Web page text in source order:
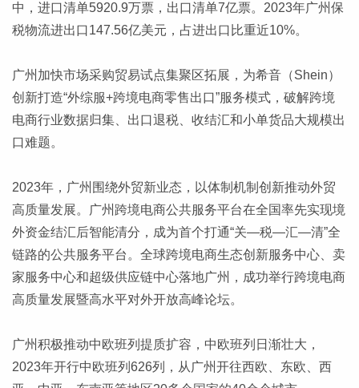
中，进口清单5920.9万票，出口清单7亿票。2023年广州保
税物流进出口147.56亿美元，占进出口比重近10%。
广州加快市场采购贸易试点集聚区拓展，为希音（Shein）
创新打造“外综服+跨境电商零售出口”服务模式，破解跨境
电商行业数据归集、出口退税、收结汇和小单货品大规模出
口难题。
2023年，广州围绕外贸新业态，以体制机制创新推动外贸
高质量发展。广州跨境电商公共服务平台在全国率先实现境
外资金结汇后智能清分，成为首个打通“关—税—汇—清”全
链路的公共服务平台。全球跨境电商生态创新服务中心、卖
家服务中心和超级供应链中心落地广州，成功举行跨境电商
高质量发展暨高水平对外开放高峰论坛。
广州积极推动中欧班列提质扩容，中欧班列日渐壮大，
2023年开行中欧班列626列，从广州开往西欧、东欧、西